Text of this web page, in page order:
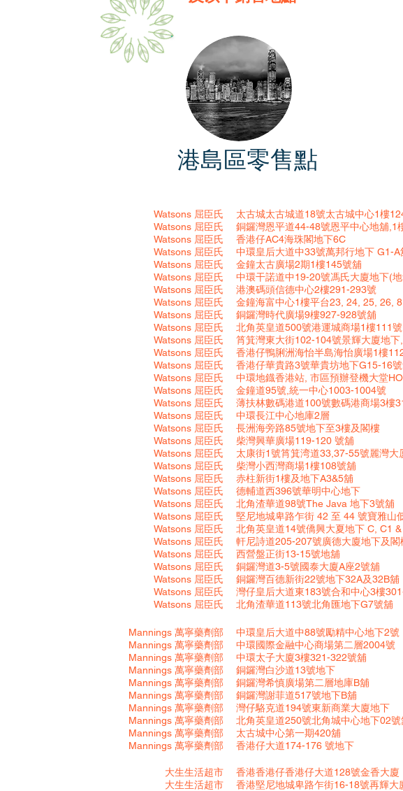
港島區零售點
Watsons 屈臣氏
Watsons 屈臣氏
Watsons 屈臣氏
Watsons 屈臣氏
Watsons 屈臣氏
Watsons 屈臣氏
Watsons 屈臣氏
Watsons 屈臣氏
Watsons 屈臣氏
Watsons 屈臣氏
Watsons 屈臣氏
Watsons 屈臣氏
Watsons 屈臣氏
Watsons 屈臣氏
Watsons 屈臣氏
Watsons 屈臣氏
Watsons 屈臣氏
Watsons 屈臣氏
Watsons 屈臣氏
Watsons 屈臣氏
Watsons 屈臣氏
Watsons 屈臣氏
Watsons 屈臣氏
Watsons 屈臣氏
Watsons 屈臣氏
Watsons 屈臣氏
Watsons 屈臣氏
Watsons 屈臣氏
Watsons 屈臣氏
Watsons 屈臣氏
Watsons 屈臣氏
Watsons 屈臣氏
太古城太古城道18號太古城中心1樓
銅鑼灣恩平道44-48號恩平中心地舖,1
香港仔AC4海珠閣地下6C
中環皇后大道中33號萬邦行地下 G1-A
金鐘太古廣場2期1樓145號舖
中環干諾道中19-20號馮氏大廈地下(
港澳碼頭信德中心2樓291-293號
金鐘海富中心1樓平台23, 24, 25, 26,
銅鑼灣時代廣場9樓927-928號舖
北角英皇道500號港運城商場1樓111號
筲箕灣東大街102-104號景輝大廈地下
香港仔鴨脷洲海怡半島海怡廣場1樓
香港仔華貴路3號華貴坊地下G15-16
中環地鐡香港站, 市區預辦登機大堂
金鐘道95號,統一中心1003-1004號
薄扶林數碼港道100號數碼港商場3樓
中環長江中心地庫2層
長洲海旁路85號地下至3樓及閣樓
柴灣興華廣場119-120 號舖
太康街1號筲箕湾道33,37-55號麗灣大
柴灣小西灣商場1樓108號舖
赤柱新街1樓及地下A3&5舖
德輔道西396號華明中心地下
北角渣華道98號The Java 地下3號舖
堅尼地城卑路乍街 42 至 44 號寶雅山
北角英皇道14號僑興大夏地下 C, C1
軒尼詩道205-207號廣德大廈地下及閣
西營盤正街13-15號地舖
銅鑼灣道3-5號國泰大廈A座2號舖
銅鑼灣百德新街22號地下32A及32B舖
灣仔皇后大道東183號合和中心3樓
北角渣華道113號北角匯地下G7號舖
Mannings 萬寧藥劑部
Mannings 萬寧藥劑部
Mannings 萬寧藥劑部
Mannings 萬寧藥劑部
Mannings 萬寧藥劑部
Mannings 萬寧藥劑部
Mannings 萬寧藥劑部
Mannings 萬寧藥劑部
Mannings 萬寧藥劑部
Mannings 萬寧藥劑部
中環皇后大道中88號勵精中心地下2號
中環國際金融中心商場第二層2004號
中環太子大廈3樓321-322號舖
銅鑼灣白沙道13號地下
銅鑼灣希慎廣場第二層地庫B舖
銅鑼灣謝菲道517號地下B舖
灣仔駱克道194號東新商業大廈地下
北角英皇道250號北角城中心地下02號
太古城中心第一期420舖
香港仔大道174-176 號地下
大生生活超市
大生生活超市
香港香港仔香港仔大道128號金香大廈
香港堅尼地城卑路乍街16-18號再輝大